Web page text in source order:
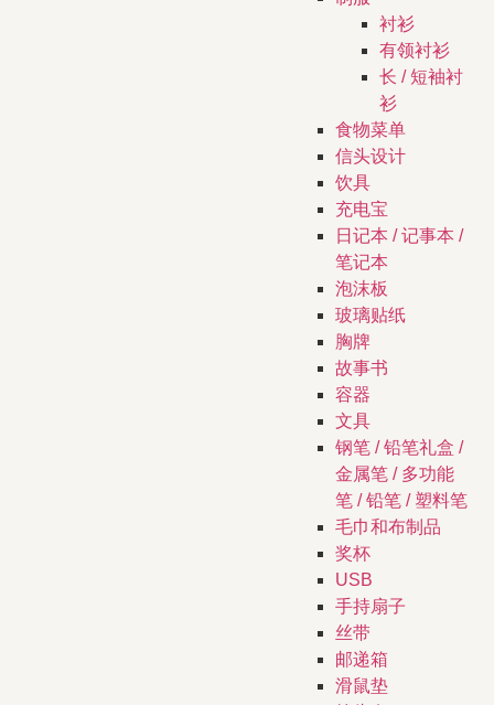
衬衫
有领衬衫
长 / 短袖衬
衫
食物菜单
信头设计
饮具
充电宝
日记本 / 记事本 /
笔记本
泡沫板
玻璃贴纸
胸牌
故事书
容器
文具
钢笔 / 铅笔礼盒 /
金属笔 / 多功能
笔 / 铅笔 / 塑料笔
毛巾和布制品
奖杯
USB
手持扇子
丝带
邮递箱
滑鼠垫